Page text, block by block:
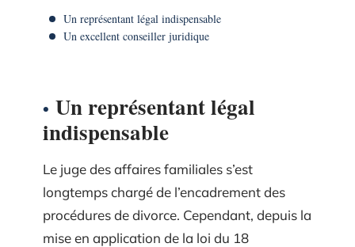
Un représentant légal indispensable
Un excellent conseiller juridique
Un représentant légal
indispensable
Le juge des affaires familiales s’est
longtemps chargé de l’encadrement des
procédures de divorce. Cependant, depuis la
mise en application de la loi du 18